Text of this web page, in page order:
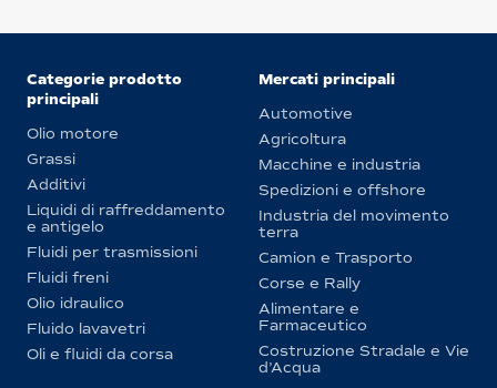
Categorie prodotto
principali
Olio motore
Grassi
Additivi
Liquidi di raffreddamento
e antigelo
Fluidi per trasmissioni
Fluidi freni
Olio idraulico
Fluido lavavetri
Oli e fluidi da corsa
Mercati principali
Automotive
Agricoltura
Macchine e industria
Spedizioni e offshore
Industria del movimento
terra
Camion e Trasporto
Corse e Rally
Alimentare e
Farmaceutico
Costruzione Stradale e Vie
d’Acqua